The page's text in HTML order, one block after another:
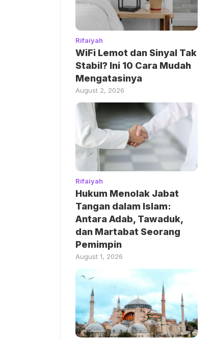
Rifaiyah
WiFi Lemot dan Sinyal Tak
Stabil? Ini 10 Cara Mudah
Mengatasinya
August 2, 2026
Rifaiyah
Hukum Menolak Jabat
Tangan dalam Islam:
Antara Adab, Tawaduk,
dan Martabat Seorang
Pemimpin
August 1, 2026